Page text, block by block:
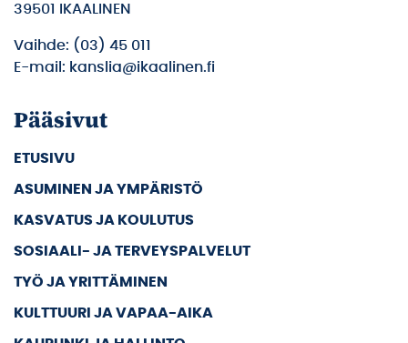
39501 IKAALINEN
Vaihde: (03) 45 011
E-mail: kanslia@ikaalinen.fi
Pääsivut
ETUSIVU
ASUMINEN JA YMPÄRISTÖ
KASVATUS JA KOULUTUS
SOSIAALI- JA TERVEYSPALVELUT
TYÖ JA YRITTÄMINEN
KULTTUURI JA VAPAA-AIKA